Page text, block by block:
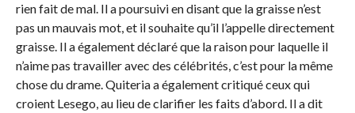
rien fait de mal. Il a poursuivi en disant que la graisse n’est
pas un mauvais mot, et il souhaite qu’il l’appelle directement
graisse. Il a également déclaré que la raison pour laquelle il
n’aime pas travailler avec des célébrités, c’est pour la même
chose du drame. Quiteria a également critiqué ceux qui
croient Lesego, au lieu de clarifier les faits d’abord. Il a dit